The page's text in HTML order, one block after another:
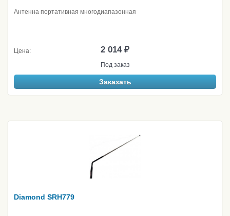
Антенна портативная многодиапазонная
Цена: 2 014 ₽
Под заказ
Заказать
Diamond SRH779